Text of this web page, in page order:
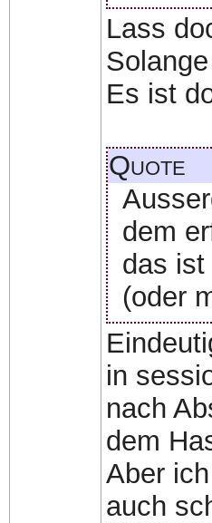
Lass
Es ist
Quote
dem
das
(oder
in
nach
dem
Aber
auch